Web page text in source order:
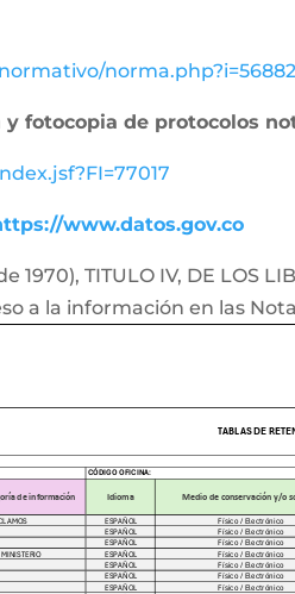
norma.php?i=56882
y fotocopia de protocolos
www.datos.gov.co
TITULO IV, DE LOS
a la información en las